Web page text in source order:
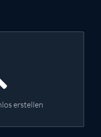
erstellen